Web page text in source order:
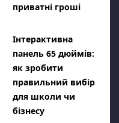
приватні гроші
Інтерактивна
панель 65 дюймів:
як зробити
правильний вибір
для школи чи
бізнесу